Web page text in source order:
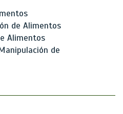
de Alimentos
Alimentos
de